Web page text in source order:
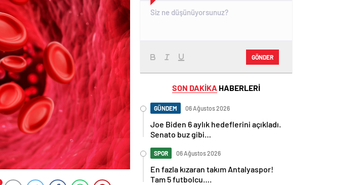
GÖNDER
SON DAKİKA HABERLERİ
GÜNDEM 06 Ağustos 2026
Joe Biden 6 aylık hedeflerini açıkladı.
Senato buz gibi…
SPOR 06 Ağustos 2026
En fazla kızaran takım Antalyaspor!
Tam 5 futbolcu….